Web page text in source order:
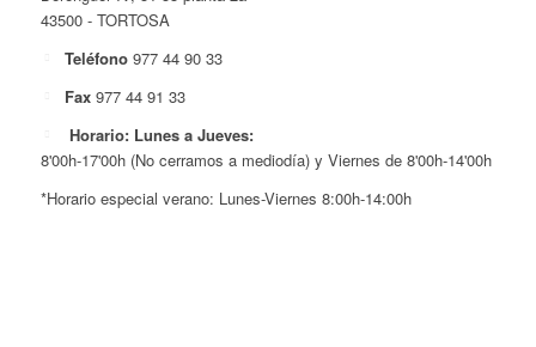
43500 - TORTOSA
Teléfono 977 44 90 33
Fax 977 44 91 33
Horario: Lunes a Jueves:
8'00h-17'00h (No cerramos a mediodía) y Viernes de 8'00h-14'00h
*Horario especial verano: Lunes-Viernes 8:00h-14:00h